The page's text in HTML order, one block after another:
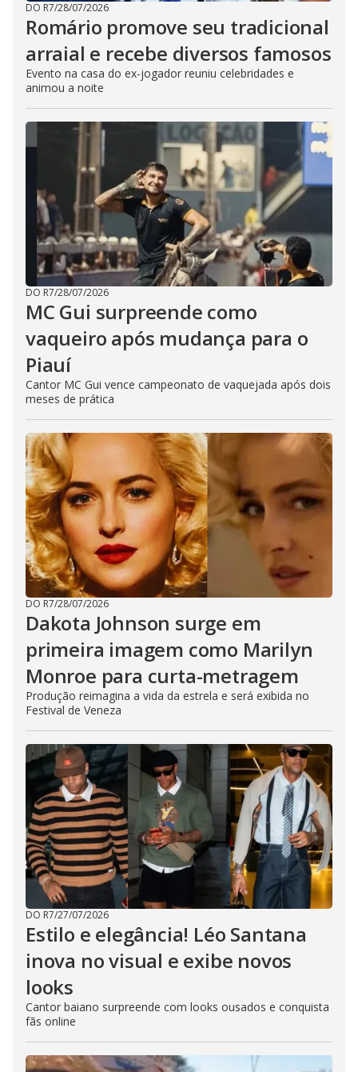
DO R7/28/07/2026
Romário promove seu tradicional
arraial e recebe diversos famosos
Evento na casa do ex-jogador reuniu celebridades e
animou a noite
DO R7/28/07/2026
MC Gui surpreende como
vaqueiro após mudança para o
Piauí
Cantor MC Gui vence campeonato de vaquejada após dois
meses de prática
DO R7/28/07/2026
Dakota Johnson surge em
primeira imagem como Marilyn
Monroe para curta-metragem
Produção reimagina a vida da estrela e será exibida no
Festival de Veneza
DO R7/27/07/2026
Estilo e elegância! Léo Santana
inova no visual e exibe novos
looks
Cantor baiano surpreende com looks ousados e conquista
fãs online